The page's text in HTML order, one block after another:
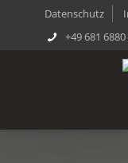
Datenschutz
+49 681